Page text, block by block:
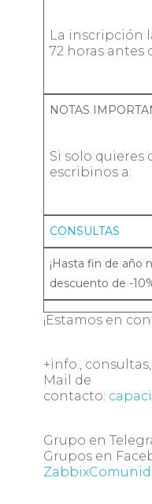
La inscripción
72 horas antes
NOTAS
Si solo quieres
escribinos a:
CONSULTAS
¡Hasta fin de año
descuento de -
¡Estamos en
+info.,
Mail de
contacto:
Grupo en
Grupos en